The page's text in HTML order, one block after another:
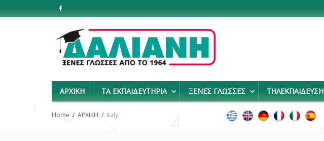
ΑΡΧΙΚΗ ΤΑ ΕΚΠΑΙΔΕΥΤΗΡΙΑ ΞΕΝΕΣ ΓΛΩΣΣΕΣ ΤΗΛΕΚΠΑΙΔΕΥΣΗ
Home ΑΡΧΙΚΗ Italy